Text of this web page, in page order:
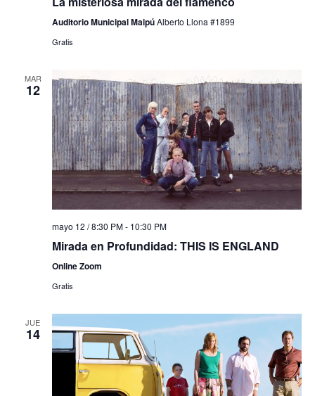
Auditorio Municipal MaipúAlberto Llona #1899
Gratis
MAR
12
mayo 12 / 8:30 PM- 10:30 PM
Mirada en Profundidad: THIS IS ENGLAND
Online Zoom
Gratis
JUE
14